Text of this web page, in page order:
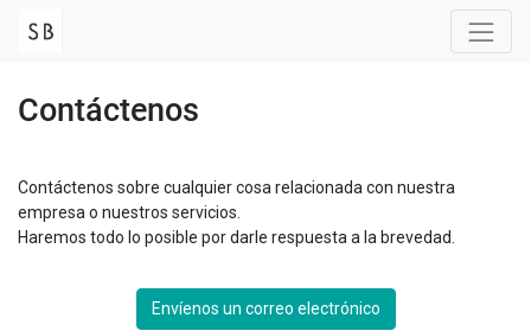
Contáctenos
Contáctenos sobre cualquier cosa relacionada con nuestra
empresa o nuestros servicios.
Haremos todo lo posible por darle respuesta a la brevedad.
Envíenos un correo electrónico